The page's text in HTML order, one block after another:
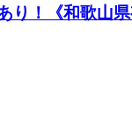
り！《和歌山県